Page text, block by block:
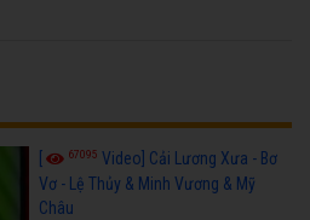
[ 67095 Video] Cải Lương Xưa - Bơ
Vơ - Lệ Thủy & Minh Vương & Mỹ
Châu